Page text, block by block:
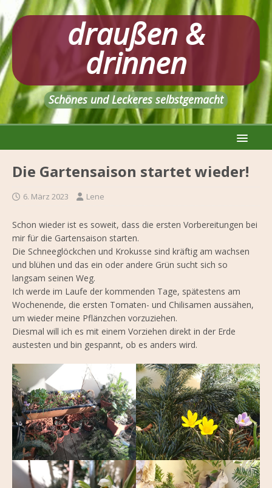
draußen &
drinnen
Schönes und Leckeres selbstgemacht
Die Gartensaison startet wieder!
6. März 2023 Lene
Schon wieder ist es soweit, dass die ersten Vorbereitungen bei
mir für die Gartensaison starten.
Die Schneeglöckchen und Krokusse sind kräftig am wachsen
und blühen und das ein oder andere Grün sucht sich so
langsam seinen Weg.
Ich werde im Laufe der kommenden Tage, spätestens am
Wochenende, die ersten Tomaten- und Chilisamen aussähen,
um wieder meine Pflänzchen vorzuziehen.
Diesmal will ich es mit einem Vorziehen direkt in der Erde
austesten und bin gespannt, ob es anders wird.